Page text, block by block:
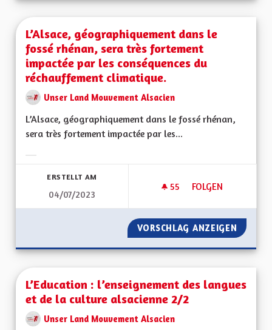
L’Alsace, géographiquement dans le
fossé rhénan, sera très fortement
impactée par les conséquences du
réchauffement climatique.
Unser Land Mouvement Alsacien
L’Alsace, géographiquement dans le fossé rhénan,
sera très fortement impactée par les...
ERSTELLT AM
04/07/2023
55 55 FOLLOWER
FOLGEN
L’ALSACE,
VORSCHLAG ANZEIGEN
L’Education : l’enseignement des langues
et de la culture alsacienne 2/2
Unser Land Mouvement Alsacien